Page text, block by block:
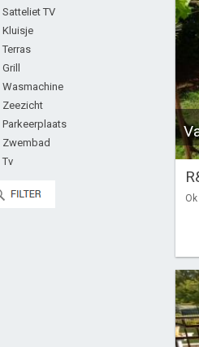
Satteliet TV
Kluisje
Terras
Grill
Wasmachine
Zeezicht
Parkeerplaats
Zwembad
Tv
Ok